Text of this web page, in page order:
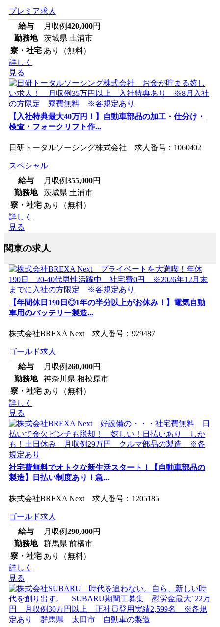
プレミア求人
給与
月収例420,000円
勤務地
茨城県 土浦市
寮・社宅 あり（無料）
詳しく
見る
【入社特典最大40万円！】自動車部品の加工・仕分け・
検査・フォークリフト作...
日研トータルソーシング株式会社 求人番号：1060402
スペシャル
給与
月収例355,000円
勤務地
茨城県 土浦市
寮・社宅 あり（無料）
詳しく
見る
関東の求人
【年間休日190日◎1年の半分以上がお休み！】電気自動
車用のバッテリー製造...
株式会社BREXA Next 求人番号：929487
ゴールド求人
給与
月収例260,000円
勤務地
神奈川県 相模原市
寮・社宅 あり（無料）
詳しく
見る
社宅費無料でオトクな新生活スタート！【自動車部品の
製造】日払い制度あり！急...
株式会社BREXA Next 求人番号：1205185
ゴールド求人
給与
月収例290,000円
勤務地
群馬県 前橋市
寮・社宅 あり（無料）
詳しく
見る